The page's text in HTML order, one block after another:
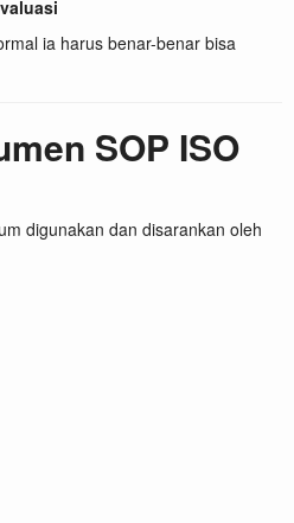
ia harus benar-benar bisa
SOP ISO
digunakan dan disarankan oleh